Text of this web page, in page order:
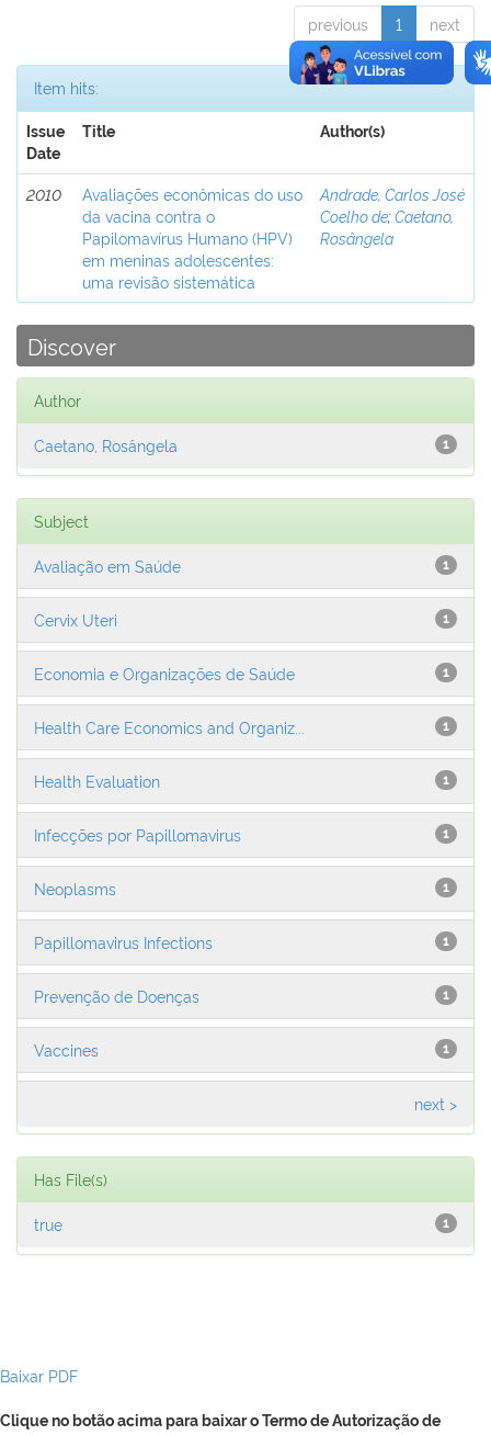
previous 1 next
Item hits:
Issue
Date
Title Author(s)
2010
Avaliações econômicas do uso
da vacina contra o
Papilomavírus Humano (HPV)
em meninas adolescentes:
uma revisão sistemática
Andrade, Carlos José
Coelho de;Caetano,
Rosângela
Discover
Author
1
Caetano, Rosângela
Subject
1
Avaliação em Saúde
1
Cervix Uteri
1
Economia e Organizações de Saúde
1
Health Care Economics and Organiz...
1
Health Evaluation
1
Infecções por Papillomavirus
1
Neoplasms
1
Papillomavirus Infections
1
Prevenção de Doenças
1
Vaccines
next >
Has File(s)
1
true
Baixar PDF
Clique no botão acima para baixar o Termo de Autorização de